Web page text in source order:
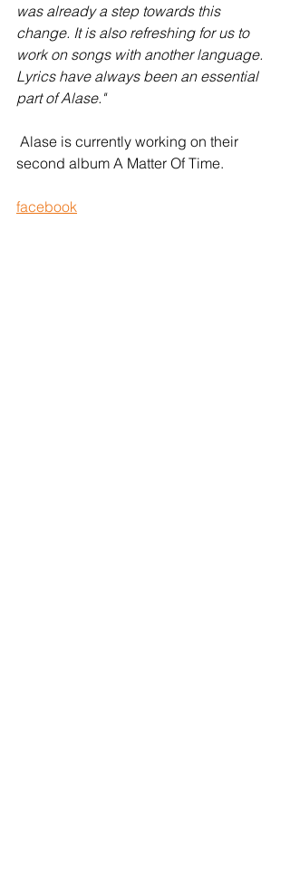
was already a step towards this
change. It is also refreshing for us to
work on songs with another language.
Lyrics have always been an essential
part of Alase."
second album A Matter Of Time.
facebook